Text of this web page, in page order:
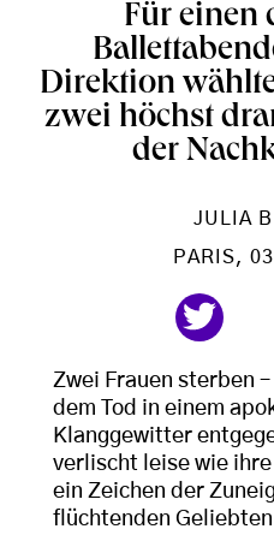
Für einen
Direktion
zwei höchst
der
JULIA
PARIS,
Zwei Frauen sterben
dem Tod in einem
Klanggewitter
verlischt leise wie
ein Zeichen der
flüchtenden